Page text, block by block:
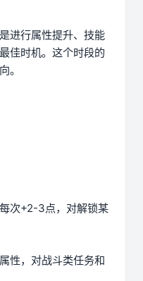
进行属性提升、技能
佳时机。这个时段的
。
次+2-3点，对解锁某
性，对战斗类任务和